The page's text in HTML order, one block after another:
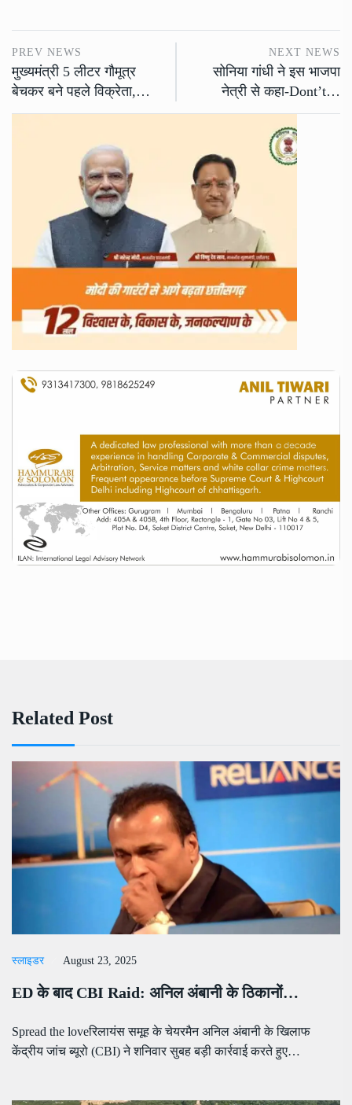
PREV NEWS
मुख्यमंत्री 5 लीटर गौमूत्र
बेचकर बने पहले विक्रेता,…
NEXT NEWS
सोनिया गांधी ने इस भाजपा
नेत्री से कहा-Dont’t…
Related Post
स्लाइडर August 23, 2025
ED के बाद CBI Raid: अनिल अंबानी के ठिकानों…
Spread the loveरिलायंस समूह के चेयरमैन अनिल अंबानी के खिलाफ
केंद्रीय जांच ब्यूरो (CBI) ने शनिवार सुबह बड़ी कार्रवाई करते हुए…